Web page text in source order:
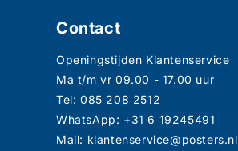
Contact
Openingstijden Klantenservice
Ma t/m vr 09.00 - 17.00 uur
Tel: 085 208 2512
WhatsApp: +31 6 19245491
Mail: klantenservice@posters.nl